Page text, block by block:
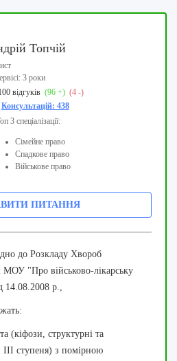
Топчій
3 роки
відгуків (96 +) (4 -)
Консультацій: 438
3 спеціалізації:
Сімейне право
Спадкове право
Військове право
ПИТАННЯ
до Розкладу Хвороб
МОУ "Про військово-лікарську
14.08.2008 р.,
(кіфози, структурні та
III ступеня) з помірною